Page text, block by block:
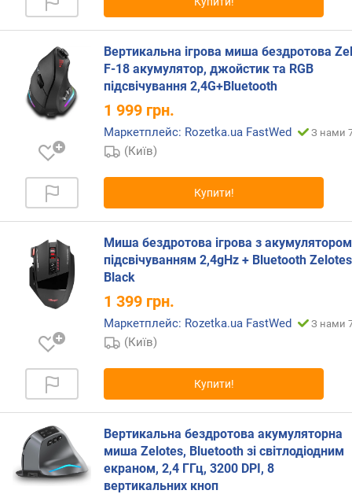
е
с
о
р
а
м
н
о
з
д
і
л
ь
н
з
а
с
т
ь
Вертикальна ігрова миша бездротова
F-18 акумулятор, джойстик та RGB
підсвічування 2,4G+Bluetooth
1 999 грн.
Маркетплейс: Rozetka.ua FastWed З нами
(Київ)
Купити!
Миша бездротова ігрова з
підсвічуванням 2,4gHz + Bluetooth
Black
1 399 грн.
Маркетплейс: Rozetka.ua FastWed З нами
(Київ)
Купити!
Вертикальна бездротова акумуляторна
миша Zelotes, Bluetooth зі світлодіодним
екраном, 2,4 ГГц, 3200 DPI, 8
вертикальних кноп